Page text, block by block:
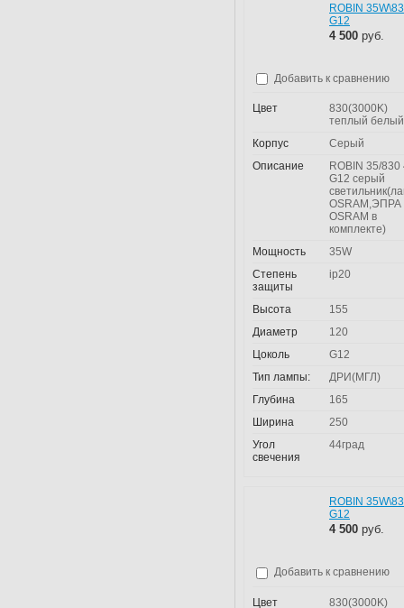
ROBIN
G12
4 500 руб.
Добавить к сравнению
Цвет
830(3000K)
теплый белый
Корпус
Серый
Описание
ROBIN 35/830
G12 серый
OSRAM,ЭПРА
OSRAM в
комплекте)
Мощность
35W
Степень
защиты
ip20
Высота
155
Диаметр
120
Цоколь
G12
Тип лампы:
ДРИ(МГЛ)
Глубина
165
Ширина
250
Угол
свечения
44град
ROBIN
G12
4 500 руб.
Добавить к сравнению
Цвет 830(3000K)